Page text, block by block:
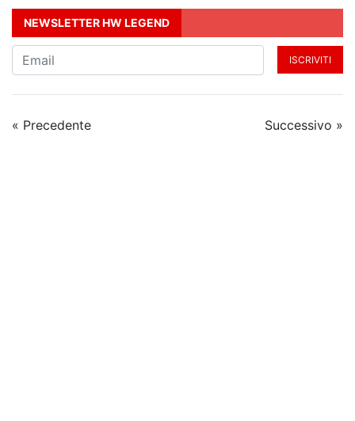
NEWSLETTER HW LEGEND
ISCRIVITI
« Precedente Successivo »